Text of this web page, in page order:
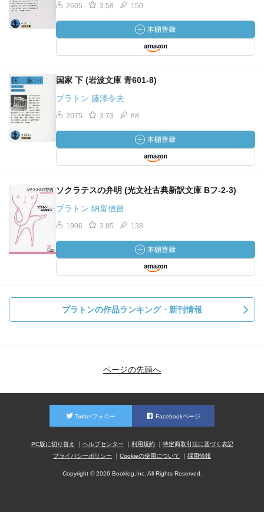
2605 3.58 150
国家 下 (岩波文庫 青601-8)
プラトン 藤澤令夫
2075 3.73 88
ソクラテスの弁明 (光文社古典新訳文庫 Bフ-2-3)
プラトン 納富信留
1906 3.85 138
プラトンの作品ランキング・新刊情報
ページの先頭へ
Twitterフォロー Facebookページ
PC版に切り替え ヘルプセンター 利用規約
特定商取引法に基づく表記
プライバシーポリシー
Cookieの使用について 採用情報
Copyright © 2026 Booklog,Inc. All Rights Reserved.